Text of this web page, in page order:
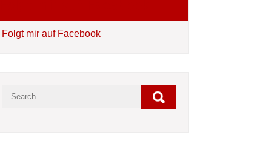
Folgt mir auf Facebook